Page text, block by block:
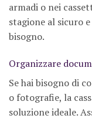
armadi o nei
stagione al sicuro
bisogno.
Organizzare
Se hai bisogno di
o fotografie, la
soluzione ideale.